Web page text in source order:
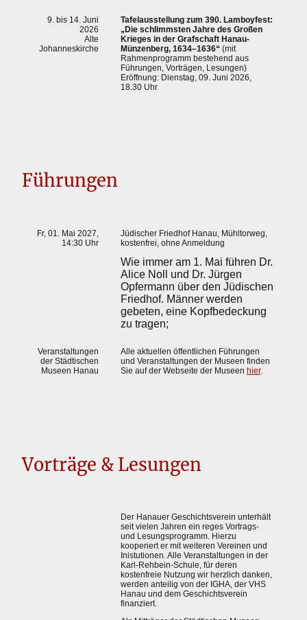
9. bis 14. Juni
2026
Alte
Johanneskirche
Tafelausstellung zum 390. Lamboyfest:
„Die schlimmsten Jahre des Großen
Krieges in der Grafschaft Hanau-
Münzenberg, 1634–1636“ (mit
Rahmenprogramm bestehend aus
Führungen, Vorträgen, Lesungen)
Eröffnung: Dienstag, 09. Juni 2026,
18.30 Uhr
Führungen
Fr, 01. Mai 2027,
14:30 Uhr
Jüdischer Friedhof Hanau, Mühltorweg,
kostenfrei, ohne Anmeldung
Wie immer am 1. Mai führen Dr.
Alice Noll und Dr. Jürgen
Opfermann über den Jüdischen
Friedhof. Männer werden
gebeten, eine Kopfbedeckung
zu tragen;
Veranstaltungen
der Städtischen
Museen Hanau
Alle aktuellen öffentlichen Führungen
und Veranstaltungen der Museen finden
Sie auf der Webseite der Museen hier.
Vorträge & Lesungen
Der Hanauer Geschichtsverein unterhält
seit vielen Jahren ein reges Vortrags-
und Lesungsprogramm. Hierzu
kooperiert er mit weiteren Vereinen und
Inistutionen. Alle Veranstaltungen in der
Karl-Rehbein-Schule, für deren
kostenfreie Nutzung wir herzlich danken,
werden anteilig von der IGHA, der VHS
Hanau und dem Geschichtsverein
finanziert.